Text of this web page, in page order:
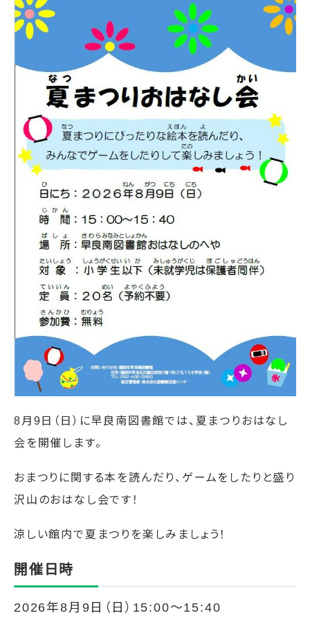
8月9日（日）に早良南図書館では、夏まつりおはなし
会を開催します。
おまつりに関する本を読んだり、ゲームをしたりと盛り
沢山のおはなし会です！
涼しい館内で夏まつりを楽しみましょう！
開催日時
2026年8月9日（日）15:00～15:40